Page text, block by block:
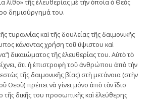
λίθο» τῆς ἐλευθερίας μὲ τὴν ὁποία ὁ Θεὸς
δημιούργημά του.
τυραννίας καὶ τῆς δουλείας τῆς δαιμονικῆς
κάνοντας χρήση τοῦ ὕψιστου καὶ
δικαιώματος τῆς ἐλευθερίας του. Αὐτὸ τὸ
ὅτι ἡ ἐπιστροφὴ τοῦ ἀνθρώπου ἀπὸ τὴν
τῆς δαιμονικῆς βίας) στὴ μετάνοια (στὴν
Θεοῦ) πρέπει νὰ γίνει μόνο ἀπὸ τὸν ἴδιο
δικῆς του προσωπικῆς καὶ ἐλεύθερης